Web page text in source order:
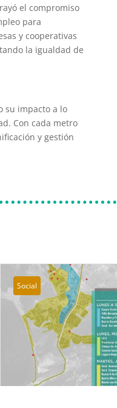
el compromiso
para
y cooperativas
la igualdad de
su impacto a lo
Con cada metro
y gestión
Social